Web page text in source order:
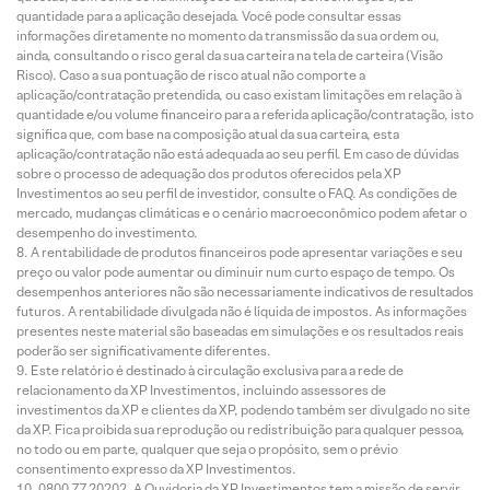
quantidade para a aplicação desejada. Você pode consultar essas
informações diretamente no momento da transmissão da sua ordem ou,
ainda, consultando o risco geral da sua carteira na tela de carteira (Visão
Risco). Caso a sua pontuação de risco atual não comporte a
aplicação/contratação pretendida, ou caso existam limitações em relação à
quantidade e/ou volume financeiro para a referida aplicação/contratação, isto
significa que, com base na composição atual da sua carteira, esta
aplicação/contratação não está adequada ao seu perfil. Em caso de dúvidas
sobre o processo de adequação dos produtos oferecidos pela XP
Investimentos ao seu perfil de investidor, consulte o FAQ. As condições de
mercado, mudanças climáticas e o cenário macroeconômico podem afetar o
desempenho do investimento.
A rentabilidade de produtos financeiros pode apresentar variações e seu
preço ou valor pode aumentar ou diminuir num curto espaço de tempo. Os
desempenhos anteriores não são necessariamente indicativos de resultados
futuros. A rentabilidade divulgada não é líquida de impostos. As informações
presentes neste material são baseadas em simulações e os resultados reais
poderão ser significativamente diferentes.
Este relatório é destinado à circulação exclusiva para a rede de
relacionamento da XP Investimentos, incluindo assessores de
investimentos da XP e clientes da XP, podendo também ser divulgado no site
da XP. Fica proibida sua reprodução ou redistribuição para qualquer pessoa,
no todo ou em parte, qualquer que seja o propósito, sem o prévio
consentimento expresso da XP Investimentos.